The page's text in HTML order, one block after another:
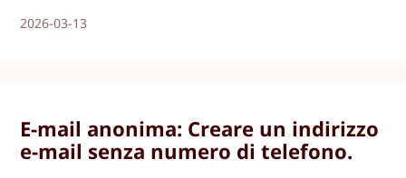
2026-03-13
E-mail anonima: Creare un indirizzo
e-mail senza numero di telefono.